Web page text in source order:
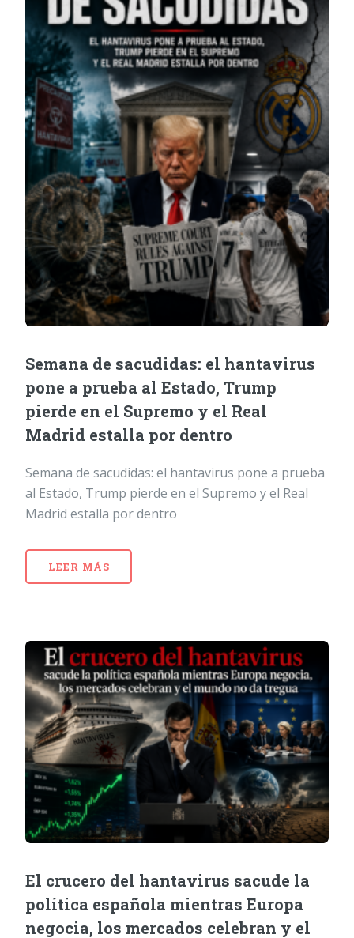
Semana de sacudidas: el hantavirus
pone a prueba al Estado, Trump
pierde en el Supremo y el Real
Madrid estalla por dentro
Semana de sacudidas: el hantavirus pone a prueba
al Estado, Trump pierde en el Supremo y el Real
Madrid estalla por dentro
LEER MÁS
El crucero del hantavirus sacude la
política española mientras Europa
negocia, los mercados celebran y el